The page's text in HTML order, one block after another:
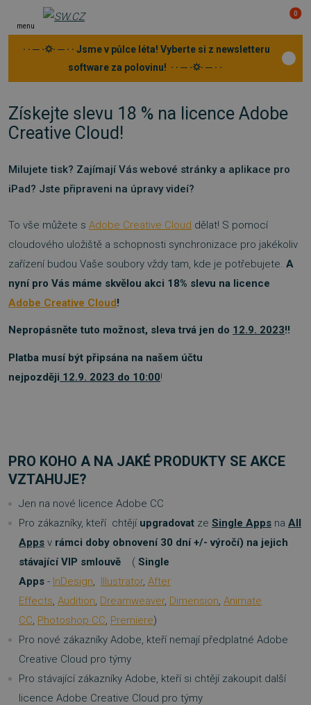
menu
0
· · ─ ·⛭· ─ · · Jsme v půlce léta! Vyberte si z newsletteru
software za polovinu! · · ─ ·⛭· ─ · ·
Získejte slevu 18 % na licence Adobe
Creative Cloud!
Milujete tisk? Zajímají Vás webové stránky a aplikace pro
iPad? Jste připraveni na úpravy videí?
To vše můžete s Adobe Creative Cloud dělat! S pomocí
cloudového uložiště a schopnosti synchronizace pro jakékoliv
zařízení budou Vaše soubory vždy tam, kde je potřebujete. A
nyní pro Vás máme skvělou akci 18% slevu na licence
Adobe Creative Cloud!
Nepropásněte tuto možnost, sleva trvá jen do 12.9. 2023!!
Platba musí být připsána na našem účtu
nejpozději 12.9. 2023 do 10:00!
PRO KOHO A NA JAKÉ PRODUKTY SE AKCE
VZTAHUJE?
Jen na nové licence Adobe CC
Pro zákazníky, kteří chtějí upgradovat ze Single Apps na All
Apps v rámci doby obnovení 30 dní +/- výročí) na jejich
stávající VIP smlouvě ( Single
Apps - InDesign, Illustrator, After
Effects, Audition, Dreamweaver, Dimension, Animate
CC, Photoshop CC, Premiere)
Pro nové zákazníky Adobe, kteří nemají předplatné Adobe
Creative Cloud pro týmy
Pro stávající zákazníky Adobe, kteří si chtějí zakoupit další
licence Adobe Creative Cloud pro týmy